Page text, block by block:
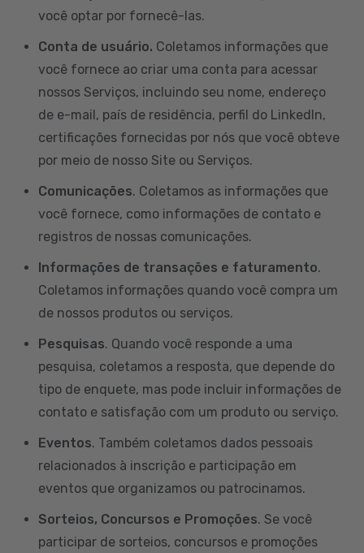
você optar por fornecê-las.
Conta de usuário. Coletamos informações que
você fornece ao criar uma conta para acessar
nossos Serviços, incluindo seu nome, endereço
de e-mail, país de residência, perfil do LinkedIn,
certificações fornecidas por nós que você obteve
por meio de nosso Site ou Serviços.
Comunicações. Coletamos as informações que
você fornece, como informações de contato e
registros de nossas comunicações.
Informações de transações e faturamento.
Coletamos informações quando você compra um
de nossos produtos ou serviços.
Pesquisas. Quando você responde a uma
pesquisa, coletamos a resposta, que depende do
tipo de enquete, mas pode incluir informações de
contato e satisfação com um produto ou serviço.
Eventos. Também coletamos dados pessoais
relacionados à inscrição e participação em
eventos que organizamos ou patrocinamos.
Sorteios, Concursos e Promoções. Se você
participar de sorteios, concursos e promoções